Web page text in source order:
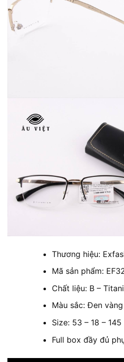
Thương hiệu:
Mã sản phẩm:
Chất liệu: B –
Màu sắc: Đen
Size: 53 – 18 – 145
Full box đầy đủ